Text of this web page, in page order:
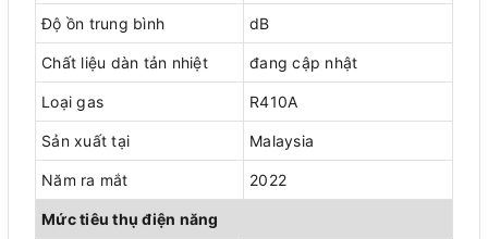
Độ ồn trung bình dB
Chất liệu dàn tản nhiệt đang cập nhật
Loại gas R410A
Sản xuất tại Malaysia
Năm ra mắt 2022
Mức tiêu thụ điện năng